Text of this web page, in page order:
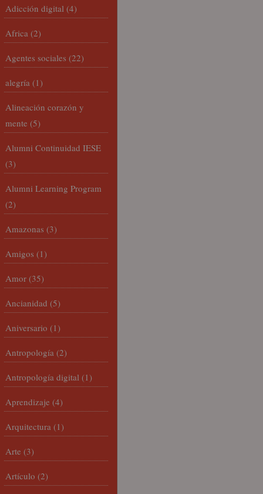
Adicción digital (4)
Africa (2)
Agentes sociales (22)
alegría (1)
Alineación corazón y
mente (5)
Alumni Continuidad IESE
(3)
Alumni Learning Program
(2)
Amazonas (3)
Amigos (1)
Amor (35)
Ancianidad (5)
Aniversario (1)
Antropología (2)
Antropología digital (1)
Aprendizaje (4)
Arquitectura (1)
Arte (3)
Artículo (2)